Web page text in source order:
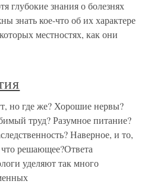
глубокие знания о болезнях
знать кое-что об их характере
местностях, как они
но где же? Хорошие нервы?
труд? Разумное питание?
Наверное, и то,
решающее?Ответа
уделяют так много